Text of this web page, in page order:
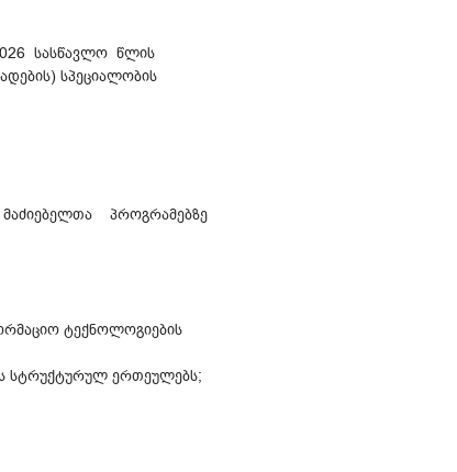
სასწავლო წლის
სპეციალობის
პროგრამებზე
ტექნოლოგიების
სტრუქტურულ ერთეულებს;